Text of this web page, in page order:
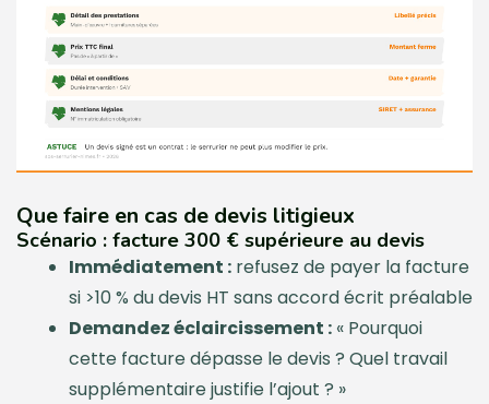
Que faire en cas de devis litigieux
Scénario : facture 300 € supérieure au devis
Immédiatement : refusez de payer la facture
si >10 % du devis HT sans accord écrit préalable
Demandez éclaircissement : « Pourquoi
cette facture dépasse le devis ? Quel travail
supplémentaire justifie l’ajout ? »